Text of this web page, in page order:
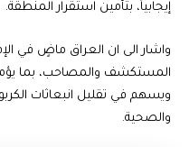
إيجابياً، بتأمين استقرار المنطقة.
واشار الى ان العراق ماضٍ في
المستكشف والمصاحب، بما
ويسهم في تقليل انبعاثات الكربون
والصحية.